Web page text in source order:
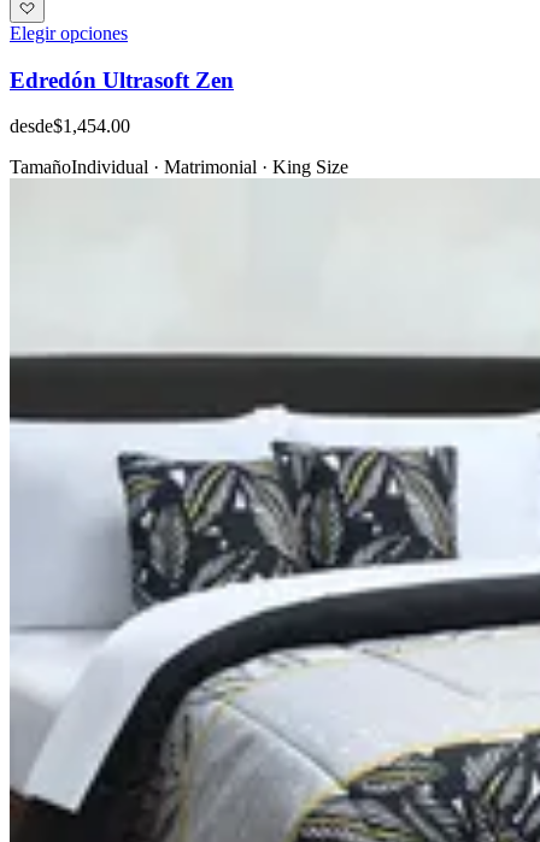
Elegir opciones
Edredón Ultrasoft Zen
desde$1,454.00
TamañoIndividual · Matrimonial · King Size